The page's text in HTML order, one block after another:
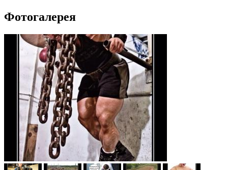
Фотогалерея